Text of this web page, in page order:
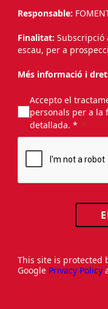
Responsable:
Finalitat:
escau, per a
Més informació i
Accepto el
personals per a
detallada. *
This site is protected
Google Privacy Policy